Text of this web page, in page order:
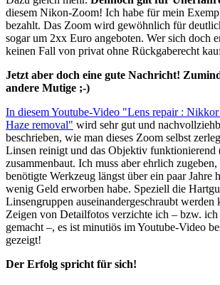
diesem Nikon-Zoom! Ich habe für mein
bezahlt. Das Zoom wird gewöhnlich für
sogar um 2xx Euro angeboten. Wer sich doch
keinen Fall von privat ohne Rückgaberecht
Jetzt aber doch eine gute Nachricht!
andere Mutige ;-)
In diesem Youtube-Video "Lens repair :
Haze removal" wird sehr gut und
beschrieben, wie man dieses Zoom selbst
Linsen reinigt und das Objektiv funktionierend
zusammenbaut. Ich muss aber ehrlich zugeben,
benötigte Werkzeug längst über ein paar Jahre
wenig Geld erworben habe. Speziell die
Linsengruppen auseinandergeschraubt
Zeigen von Detailfotos verzichte ich – bzw. ich
gemacht –, es ist minutiös im Youtube-Video
gezeigt!
Der Erfolg spricht für sich!